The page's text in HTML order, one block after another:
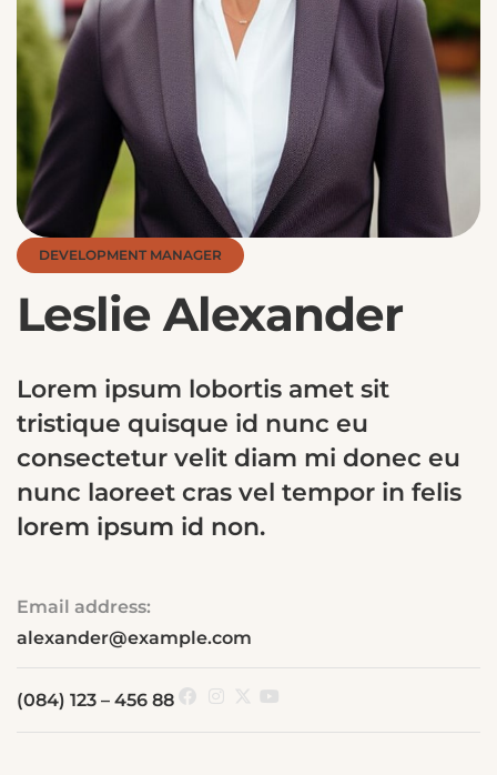
DEVELOPMENT MANAGER
Leslie Alexander
Lorem ipsum lobortis amet sit
tristique quisque id nunc eu
consectetur velit diam mi donec eu
nunc laoreet cras vel tempor in felis
lorem ipsum id non.
Email address:
alexander@example.com
(084) 123 – 456 88